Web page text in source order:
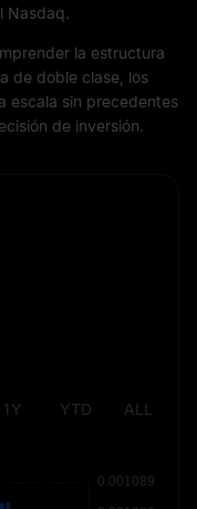
Nasdaq.
la estructura
de doble clase, los
escala sin precedentes
de inversión.
1Y YTD ALL